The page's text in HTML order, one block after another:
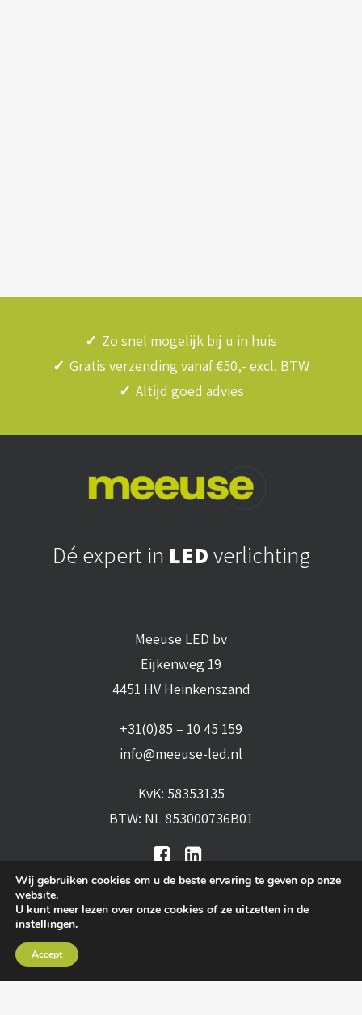
✓ Zo snel mogelijk bij u in huis
✓ Gratis verzending vanaf €50,- excl. BTW
✓ Altijd goed advies
Dé expert in LEDverlichting
Meeuse LED bv
Eijkenweg 19
4451 HV Heinkenszand
+31(0)85 – 10 45 159
info@meeuse-led.nl
KvK: 58353135
BTW: NL 853000736B01
leveringsvoorwaarden
Wij gebruiken cookies om u de beste ervaring te geven op onze
website.
U kunt meer lezen over onze cookies of ze uitzetten in de
instellingen.
Accept